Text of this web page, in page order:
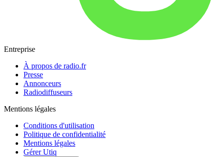
Entreprise
À propos de radio.fr
Presse
Annonceurs
Radiodiffuseurs
Mentions légales
Conditions d'utilisation
Politique de confidentialité
Mentions légales
Gérer Utiq